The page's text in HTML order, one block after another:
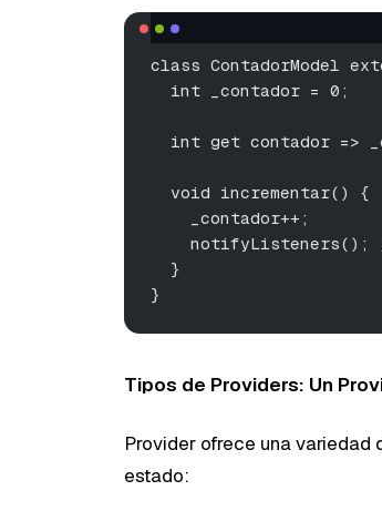
class ContadorModel
  int _contador = 0;
int get contador =>
  void incrementar() {
    _contador++;
notifyListeners();
  }
}
Tipos de Providers: Un
Provider ofrece una
estado: